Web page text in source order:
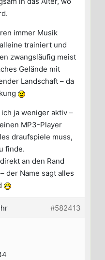
immer Musik
trainiert und
zwangsläufig meist
Gelände mit
Landschaft – da
ja weniger aktiv –
MP3-Player
draufspiele muss,
finde.
an den Rand
der Name sagt alles
#582413